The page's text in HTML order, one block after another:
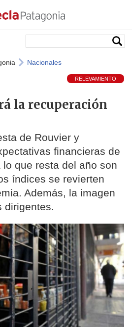
Nacionales
RELEVAMIENTO
la recuperación
de Rouvier y
financieras de
que resta del año son
índices se revierten
Además, la imagen
dirigentes.